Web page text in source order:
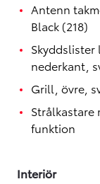
Antenn
Black (218)
nederkant,
Grill, övre,
funktion
Interiör